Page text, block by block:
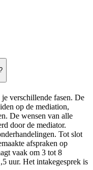
verschillende fasen. De
op de mediation,
De wensen van alle
door de mediator.
Tot slot
afspraken op
vaak om 3 tot 8
uur. Het intakegesprek is